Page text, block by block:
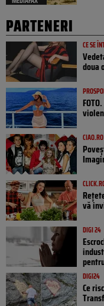
PARTENERI
CE SE
doua
CIAO.RO
vă
DIGI 24
DIGI24
Ce